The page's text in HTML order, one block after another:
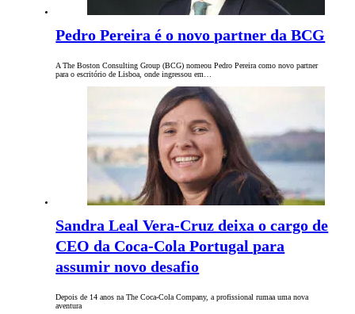
Pedro Pereira é o novo partner da BCG
A The Boston Consulting Group (BCG) nomeou Pedro Pereira como novo partner
para o escritório de Lisboa, onde ingressou em…
Sandra Leal Vera-Cruz deixa o cargo de
CEO da Coca-Cola Portugal para
assumir novo desafio
Depois de 14 anos na The Coca-Cola Company, a profissional rumaa uma nova
aventura